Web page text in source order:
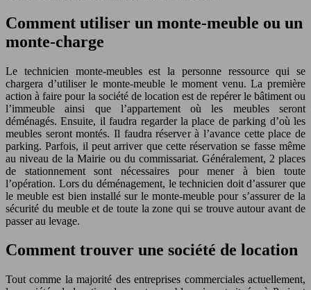
Comment utiliser un monte-meuble ou un
monte-charge
Le technicien monte-meubles est la personne ressource qui se
chargera d’utiliser le monte-meuble le moment venu. La première
action à faire pour la société de location est de repérer le bâtiment ou
l’immeuble ainsi que l’appartement où les meubles seront
déménagés. Ensuite, il faudra regarder la place de parking d’où les
meubles seront montés. Il faudra réserver à l’avance cette place de
parking. Parfois, il peut arriver que cette réservation se fasse même
au niveau de la Mairie ou du commissariat. Généralement, 2 places
de stationnement sont nécessaires pour mener à bien toute
l’opération. Lors du déménagement, le technicien doit d’assurer que
le meuble est bien installé sur le monte-meuble pour s’assurer de la
sécurité du meuble et de toute la zone qui se trouve autour avant de
passer au levage.
Comment trouver une société de location
Tout comme la majorité des entreprises commerciales actuellement,